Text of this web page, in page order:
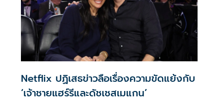
Netflix ปฏิเสธข่าวลือเรื่องความขัดแย้งกับ
‘เจ้าชายแฮร์รีและดัชเชสเมแกน’